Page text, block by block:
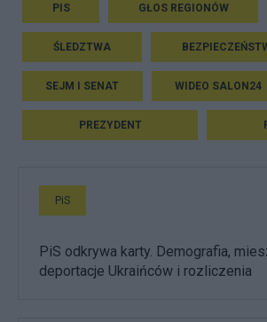
PIS GŁOS REGIONÓW
ŚLEDZTWA
SEJM I SENAT WIDEO SALON24
PREZYDENT
PiS
PiS odkrywa karty. Demografia,
deportacje Ukraińców i rozliczenia